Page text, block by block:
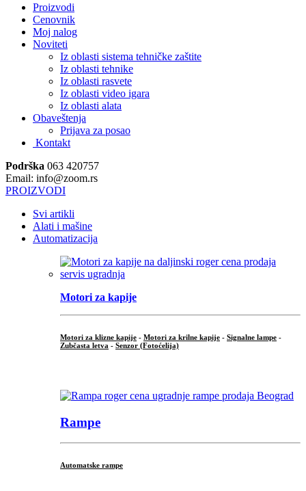
Proizvodi
Cenovnik
Moj nalog
Noviteti
Iz oblasti sistema tehničke zaštite
Iz oblasti tehnike
Iz oblasti rasvete
Iz oblasti video igara
Iz oblasti alata
Obaveštenja
Prijava za posao
Kontakt
Podrška 063 420757
Email: info@zoom.rs
PROIZVODI
Svi artikli
Alati i mašine
Automatizacija
Motori za kapije
Motori za klizne kapije - Motori za krilne kapije - Signalne lampe -
Zubčasta letva - Senzor (Fotoćelija)
Rampe
Automatske rampe